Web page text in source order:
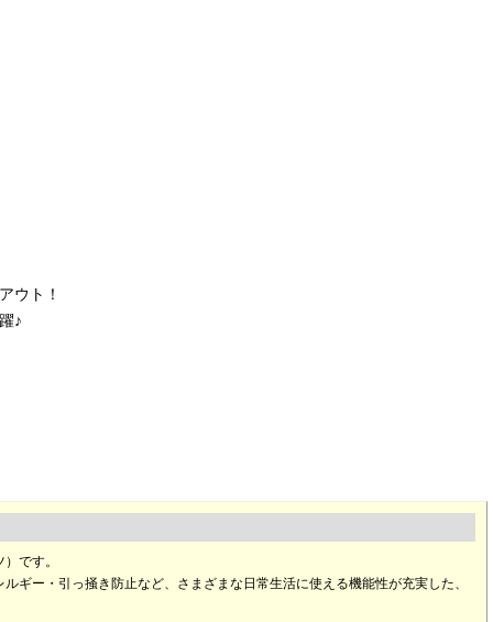
ウト！
♪
です。
ギー・引っ掻き防止など、さまざまな日常生活に使える機能性が充実した、